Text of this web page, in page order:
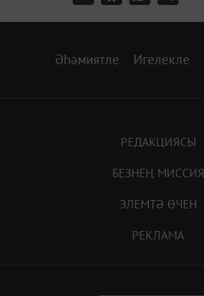
Әһәмиятле Игелекле
РЕДАКЦИЯСЫ
БЕЗНЕҢ МИССИЯ
ЭЛЕМТӘ ӨЧЕН
РЕКЛАМА